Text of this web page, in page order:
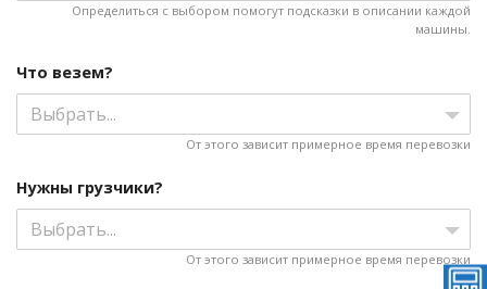
Определиться с выбором помогут подсказки в описании каждой
машины.
Что везем?
Выбрать...
От этого зависит примерное время перевозки
Нужны грузчики?
Выбрать...
От этого зависит примерное время перевозки